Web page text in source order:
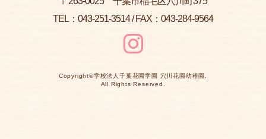
TEL： 043-251-3514/ FAX：043-284-9564
Copyright©学校法人千葉花園学園 穴川花園幼稚園
All Rights Reserved.